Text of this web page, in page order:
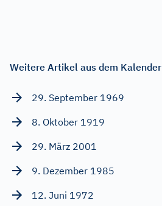
Weitere Artikel aus dem Kalender
29. September 1969
8. Oktober 1919
29. März 2001
9. Dezember 1985
12. Juni 1972